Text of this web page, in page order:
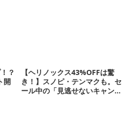
？
開
【ヘリノックス43%OFFは驚
き！】スノピ・テンマクも。セ
ール中の「見逃せないキャンプ